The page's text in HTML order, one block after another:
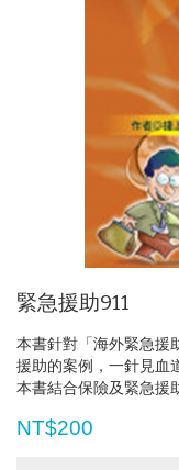
緊急援助911
本書針對「海外緊急援
援助的案例，一針見血
本書結合保險及緊急援
NT$200